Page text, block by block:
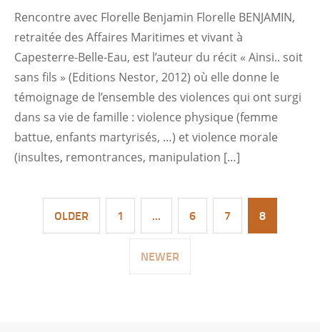
Rencontre avec Florelle Benjamin Florelle BENJAMIN,
retraitée des Affaires Maritimes et vivant à
Capesterre-Belle-Eau, est l’auteur du récit « Ainsi.. soit
sans fils » (Editions Nestor, 2012) où elle donne le
témoignage de l’ensemble des violences qui ont surgi
dans sa vie de famille : violence physique (femme
battue, enfants martyrisés, …) et violence morale
(insultes, remontrances, manipulation […]
OLDER 1 … 6 7 8
NEWER